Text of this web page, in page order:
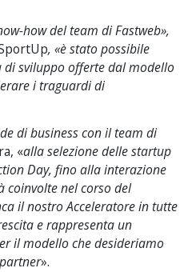
how del team di Fastweb»,
, «è stato possibile
sviluppo offerte dal modello
i traguardi di
di business con il team di
«alla selezione delle startup
Day, fino alla interazione
coinvolte nel corso del
il nostro Acceleratore in tutte
e rappresenta un
il modello che desideriamo
».